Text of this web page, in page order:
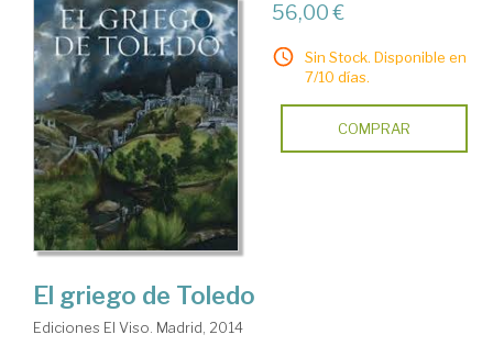
56,00 €
Sin Stock. Disponible en
7/10 días.
COMPRAR
El griego de Toledo
Ediciones El Viso. Madrid, 2014